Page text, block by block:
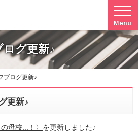
グ更新♪
ピアノ引越し・運搬・配送なら料金も魅力の当社へ
ログ更新♪
更新♪
母校...！〉 を更新しました♪